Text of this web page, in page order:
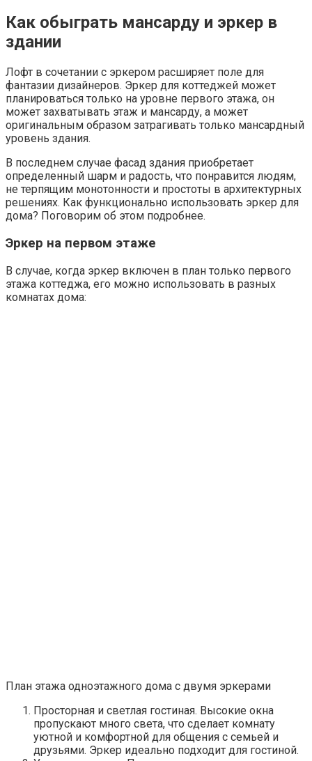
Как обыграть мансарду и эркер в
здании
Лофт в сочетании с эркером расширяет поле для
фантазии дизайнеров. Эркер для коттеджей может
планироваться только на уровне первого этажа, он
может захватывать этаж и мансарду, а может
оригинальным образом затрагивать только мансардный
уровень здания.
В последнем случае фасад здания приобретает
определенный шарм и радость, что понравится людям,
не терпящим монотонности и простоты в архитектурных
решениях. Как функционально использовать эркер для
дома? Поговорим об этом подробнее.
Эркер на первом этаже
В случае, когда эркер включен в план только первого
этажа коттеджа, его можно использовать в разных
комнатах дома:
План этажа одноэтажного дома с двумя эркерами
Просторная и светлая гостиная. Высокие окна
пропускают много света, что сделает комнату
уютной и комфортной для общения с семьей и
друзьями. Эркер идеально подходит для гостиной.